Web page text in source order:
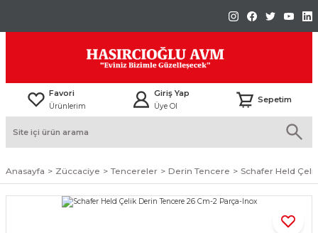
Favori
Ürünlerim
Giriş Yap
Üye Ol
Sepetim
Anasayfa Züccaciye Tencereler Derin Tencere Schafer Held